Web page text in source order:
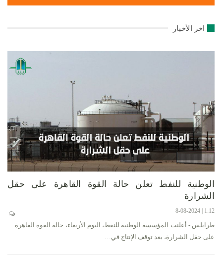
اخر الأخبار
الوطنية للنفط تعلن حالة القوة القاهرة على حقل
الشرارة
1:12 | 8-08-2024
طرابلس - أعلنت المؤسسة الوطنية للنفط، اليوم الأربعاء، حالة القوة القاهرة
على حقل الشرارة، بعد توقف الإنتاج في…